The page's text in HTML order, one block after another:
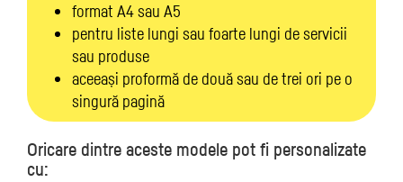
format A4 sau A5
pentru liste lungi sau foarte lungi de servicii
sau produse
aceeași proformă de două sau de trei ori pe o
singură pagină
Oricare dintre aceste modele pot fi personalizate
cu: